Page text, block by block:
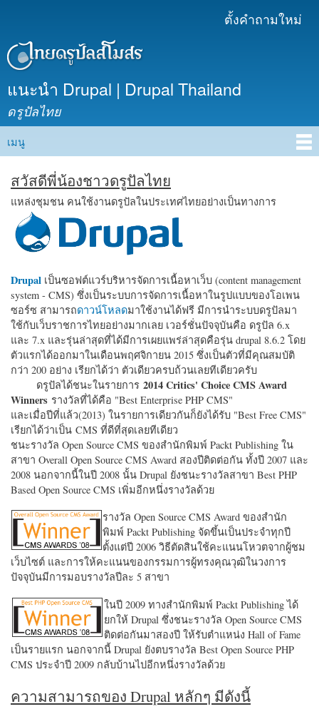
เนื้อหา
ตั้งคำถามใหม่
แนะนำ Drupal | Drupal Thailand
ดรูปัลไทย
Main menu
เมนู
สวัสดีพี่น้องชาวดรูปัลไทย
แหล่งชุมชน คนใช้งานดรูปัลในประเทศไทยอย่างเป็นทางการ
Drupal เป็นซอฟต์แวร์บริหารจัดการเนื้อหาเว็บ (content management
system - CMS) ซึ่งเป็นระบบการจัดการเนื้อหาในรูปแบบของโอเพน
ซอร์ซ สามารถดาวน์โหลดมาใช้งานได้ฟรี มีการนำระบบดรูปัลมา
ใช้กับเว็บราชการไทยอย่างมากเลย เวอร์ชั่นปัจจุบันคือ ดรูปัล 6.x
และ 7.x และรุ่นล่าสุดที่ได้มีการเผยแพร่ล่าสุดคือรุ่น drupal 8.6.2 โดย
ตัวแรกได้ออกมาในเดือนพฤศจิกายน 2015 ซึ่งเป็นตัวที่มีคุณสมบัติ
กว่า 200 อย่าง เรียกได้ว่า ตัวเดียวครบถ้วนเลยทีเดียวครับ
ดรูปัลได้ชนะในรายการ 2014 Critics' Choice CMS Award
Winners รางวัลที่ได้คือ "Best Enterprise PHP CMS"
และเมื่อปีที่แล้ว(2013) ในรายการเดียวกันก็ยังได้รับ "Best Free CMS"
เรียกได้ว่าเป็น CMS ที่ดีที่สุดเลยทีเดียว
ชนะรางวัล Open Source CMS ของสำนักพิมพ์ Packt Publishing ใน
สาขา Overall Open Source CMS Award สองปีติดต่อกัน ทั้งปี 2007 และ
2008 นอกจากนี้ในปี 2008 นั้น Drupal ยังชนะรางวัลสาขา Best PHP
Based Open Source CMS เพิ่มอีกหนึ่งรางวัลด้วย
รางวัล Open Source CMS Award ของสำนัก
พิมพ์ Packt Publishing จัดขึ้นเป็นประจำทุกปี
ตั้งแต่ปี 2006 วิธีตัดสินใช้คะแนนโหวตจากผู้ชม
เว็บไซต์ และการให้คะแนนของกรรมการผู้ทรงคุณวุฒิในวงการ
ปัจจุบันมีการมอบรางวัลปีละ 5 สาขา
ในปี 2009 ทางสำนักพิมพ์ Packt Publishing ได้
ยกให้ Drupal ซึ่งชนะรางวัล Open Source CMS
ติดต่อกันมาสองปี ให้รับตำแหน่ง Hall of Fame
เป็นรายแรก นอกจากนี้ Drupal ยังตบรางวัล Best Open Source PHP
CMS ประจำปี 2009 กลับบ้านไปอีกหนึ่งรางวัลด้วย
ความสามารถของ Drupal หลักๆ มีดังนี้